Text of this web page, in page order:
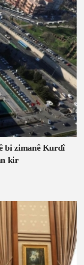
bi zimanê Kurdî
kir